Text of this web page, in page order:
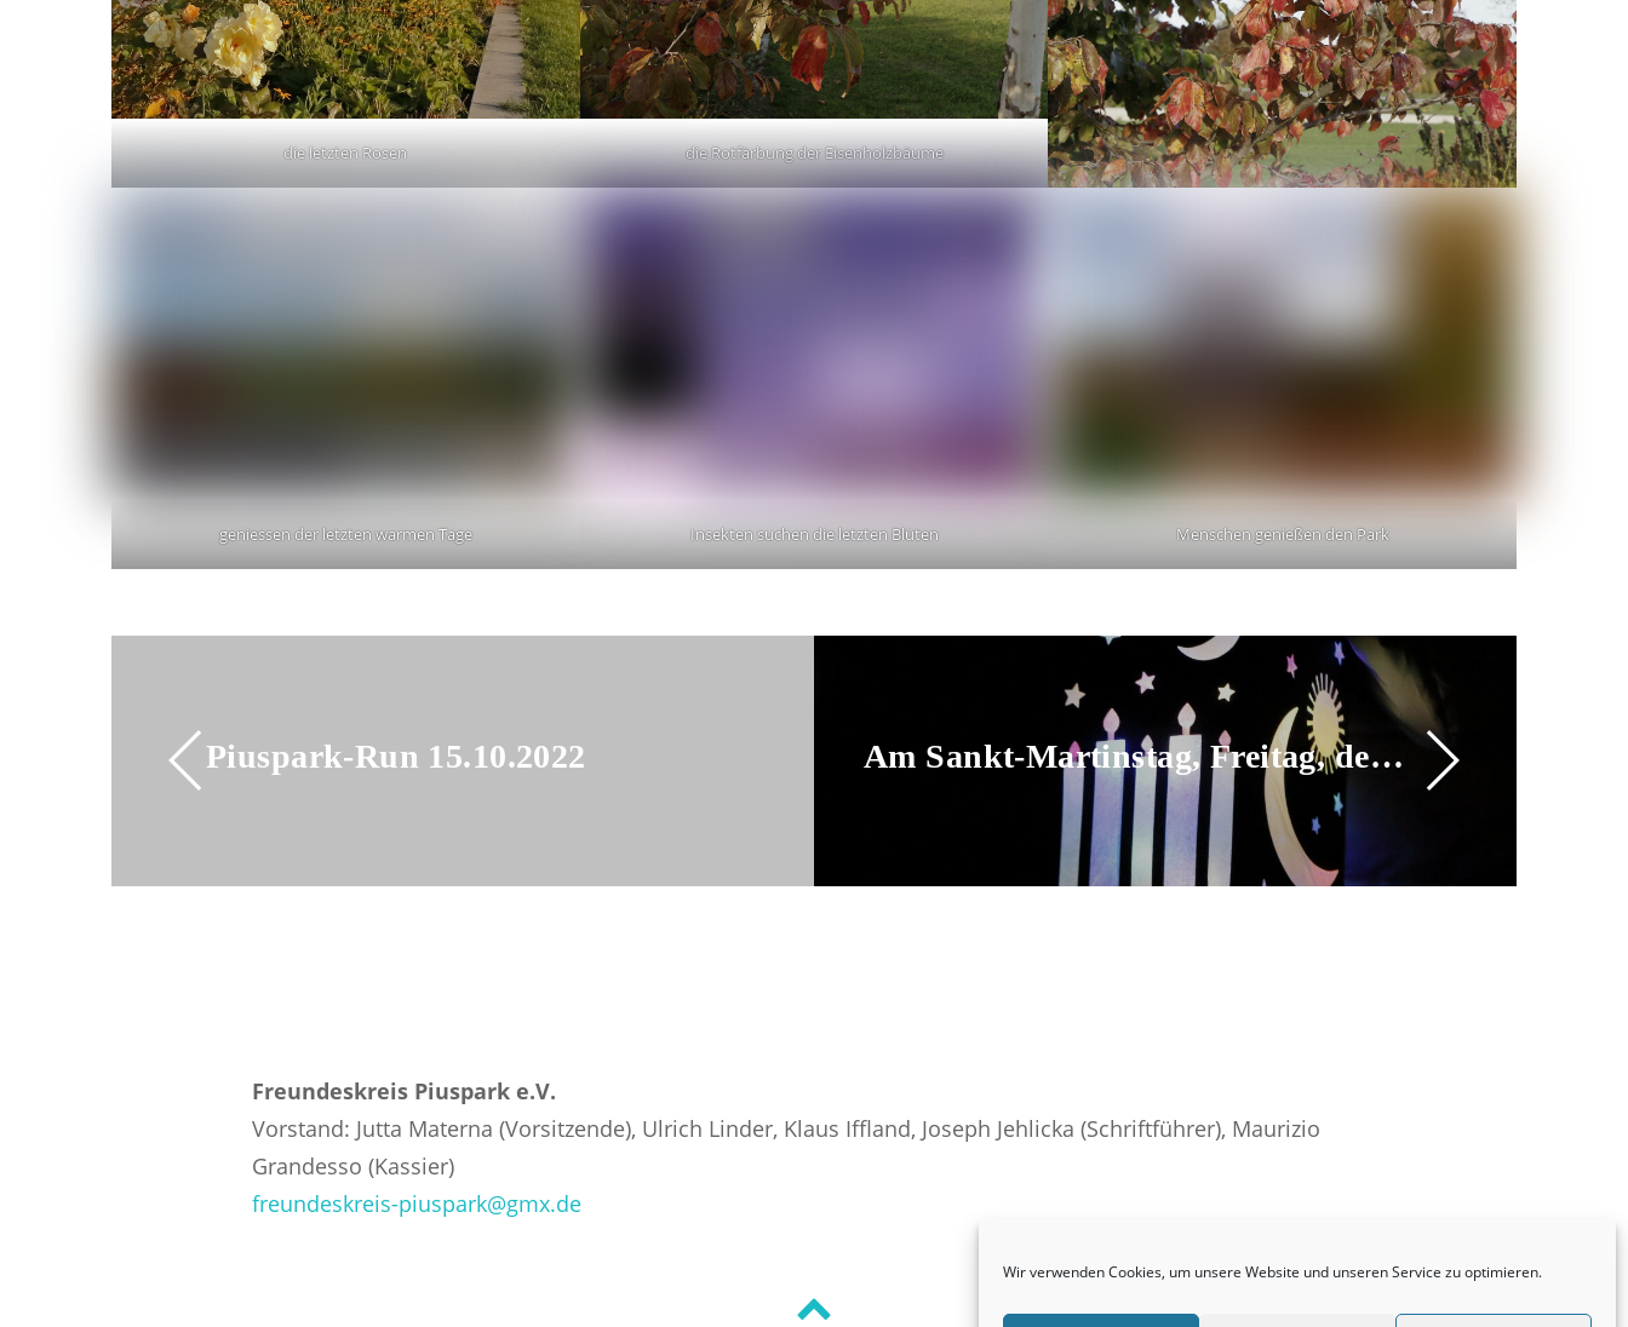
Wir verwenden Cookies, um unsere Website und unseren Service zu optimieren.
die letzten Rosen die Rotfärbung der Eisenholzbäume
geniessen der letzten warmen Tage Insekten suchen die letzten Blüten Menschen genießen den Park
Piuspark-Run 15.10.2022 Am Sankt-Martinstag, Freitag, den 11. November 2022 wird unser Laternenumzug um 17:30 Uhr im Park stattfinden.
Freundeskreis Piuspark e.V.
Vorstand: Jutta Materna (Vorsitzende), Ulrich Linder, Klaus Iffland, Joseph Jehlicka (Schriftführer), Maurizio
Grandesso (Kassier)
freundeskreis-piuspark@gmx.de